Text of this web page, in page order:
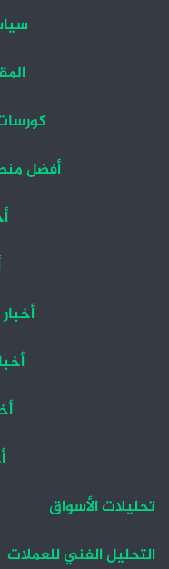
أفضل
تحليلات الأسواق
التحليل الفني للعملات